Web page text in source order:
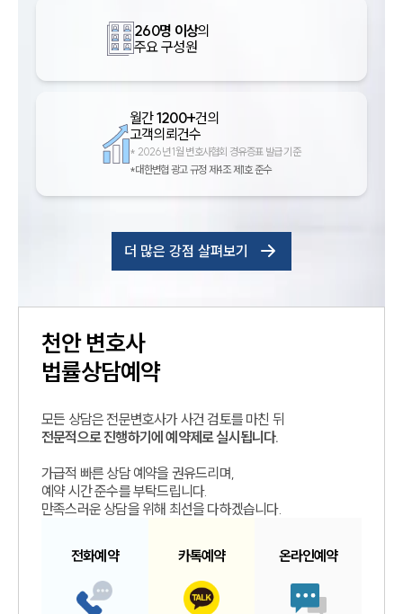
260명 이상의
주요 구성원
월간1200+건의
고객의뢰건수
* 2026년 1월 변호사협회 경유증표 발급 기준
*대한변협 광고 규정 제4조 제1호 준수
더 많은 강점 살펴보기
천안변호사
법률상담예약
모든 상담은 전문변호사가 사건 검토를 마친 뒤
전문적으로 진행하기에 예약제로 실시됩니다.
가급적 빠른 상담 예약을 권유드리며,
예약 시간 준수를 부탁드립니다.
만족스러운 상담을 위해 최선을 다하겠습니다.
전화예약 카톡예약 온라인예약